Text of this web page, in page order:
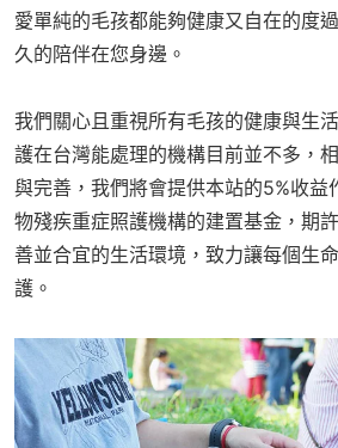
愛單純的毛孩都能夠健康又自在的度
久的陪伴在您身邊。
我們關心且重視所有毛孩的健康與生
護在台灣能處理的機構目前並不多，
與完善，我們將會提供本站的5%收益
物殘疾重症照護機構的建置基金，期
善並合宜的生活環境，致力讓每個生
護。